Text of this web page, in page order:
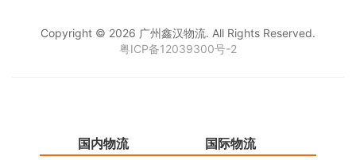
Copyright © 2026 广州鑫汉物流. All Rights Reserved.
粤ICP备12039300号-2
国内物流 国际物流